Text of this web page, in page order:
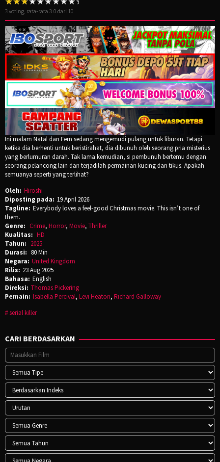
3 voting, rata-rata 3.0 dari 10
Ini malam Natal dan Fern sedang mengemudi pulang untuk liburan. Tetapi
ketika dia berhenti untuk beristirahat, dia dibunuh oleh seorang pria misterius
yang berlumuran darah. Tak lama kemudian, si pembunuh bertemu dengan
seorang pelancong lain dan terjadilah permainan kucing dan tikus. Apakah
semuanya seperti yang terlihat?
Oleh: Hiroshi
Diposting pada: 19 April 2026
Tagline: Everybody loves a feel-good Christmas movie. This isn’t one of
them.
Genre: Crime, Horror, Movie, Thriller
Kualitas: HD
Tahun: 2025
Durasi: 80 Min
Negara: United Kingdom
Rilis: 23 Aug 2025
Bahasa: English
Direksi: Thomas Pickering
Pemain: Isabella Percival, Levi Heaton, Richard Galloway
serial killer
CARI BERDASARKAN